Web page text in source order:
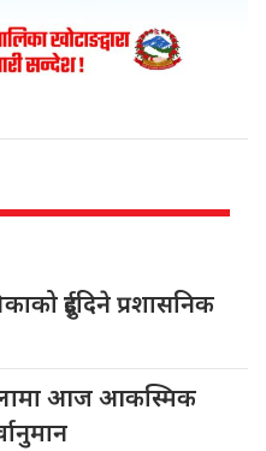
दुईदिने प्रशासनिक
आज आकस्मिक